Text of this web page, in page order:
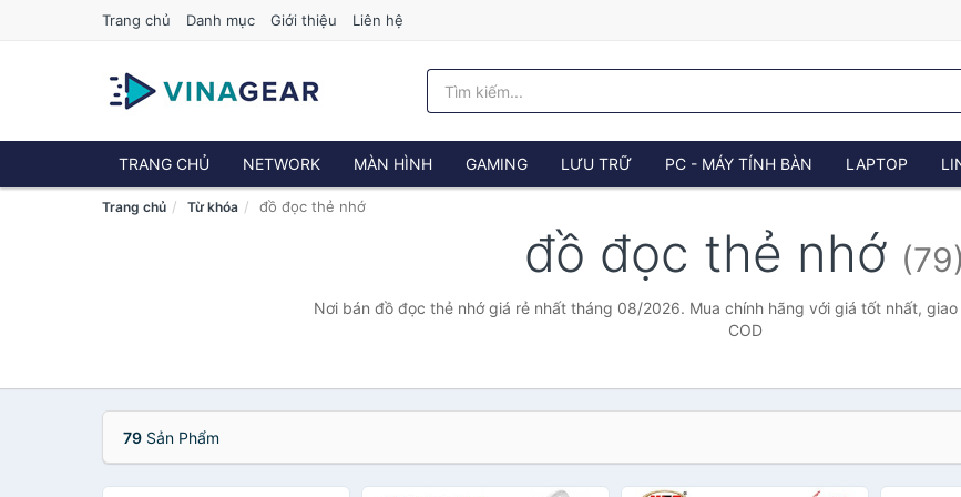
Trang chủ Danh mục Giới thiệu Liên hệ
TRANG CHỦ NETWORK MÀN HÌNH GAMING LƯU TRỮ PC - MÁY TÍNH BÀN LAPTOP
Trang chủ Từ khóa đồ đọc thẻ nhớ
đồ đọc thẻ nhớ (79)
Nơi bán đồ đọc thẻ nhớ giá rẻ nhất tháng 08/2026. Mua chính hãng với giá tốt nhất,
COD
79 Sản Phẩm